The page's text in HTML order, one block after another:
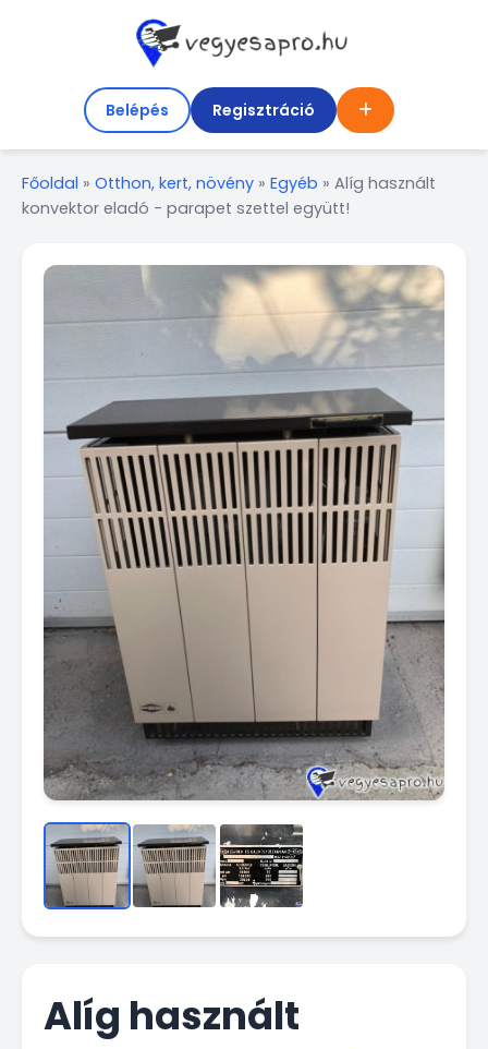
Belépés Regisztráció
Főoldal » Otthon, kert, növény » Egyéb » Alíg használt
konvektor eladó - parapet szettel együtt!
Alíg használt